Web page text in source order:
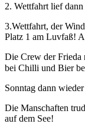
2. Wettfahrt lief
3.Wettfahrt, der
Platz 1 am Luvfaß!
Die Crew der Frieda
bei Chilli und Bier
Sonntag dann
Die Manschaften
auf dem See!